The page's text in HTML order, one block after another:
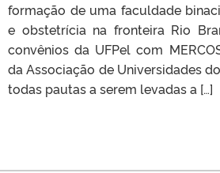
formação de uma faculdade
e obstetrícia na fronteira Rio
convênios da UFPel com
da Associação de Universidades
todas pautas a serem levadas a […]